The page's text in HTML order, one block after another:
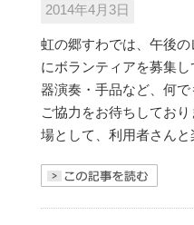
2014年4月3日
虹の郷すわでは、午後
にボランティアを募集
器演奏・手品など、何
ご協力をお待ちしてお
場として、利用者さん